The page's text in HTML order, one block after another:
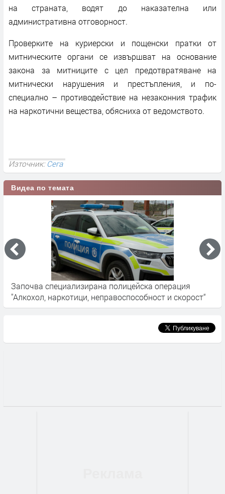
на страната, водят до наказателна или
административна отговорност.
Проверките на куриерски и пощенски пратки от
митническите органи се извършват на основание
закона за митниците с цел предотвратяване на
митнически нарушения и престъпления, и по-
специално – противодействие на незаконния трафик
на наркотични вещества, обясниха от ведомството.
Източник:Сега
Видеа по темата
Започва специализирана полицейска операция
"Алкохол, наркотици, неправоспособност и скорост“